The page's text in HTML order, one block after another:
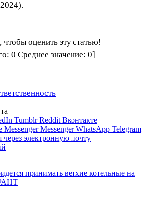
оценить эту статью!
0 Среднее значение: 0]
Tumblr Reddit Вконтакте
Messenger Messenger WhatsApp Telegram
через электронную почту
принимать ветхие котельные на